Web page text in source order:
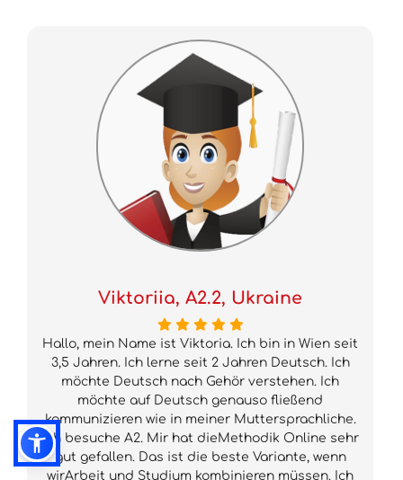
Viktoriia, A2.2, Ukraine
Hallo, mein Name ist Viktoria. Ich bin in Wien seit
3,5 Jahren. Ich lerne seit 2 Jahren Deutsch. Ich
möchte Deutsch nach Gehör verstehen. Ich
möchte auf Deutsch genauso fließend
kommunizieren wie in meiner Muttersprachliche.
Ich besuche A2. Mir hat dieMethodik Online sehr
gut gefallen. Das ist die beste Variante, wenn
wirArbeit und Studium kombinieren müssen. Ich